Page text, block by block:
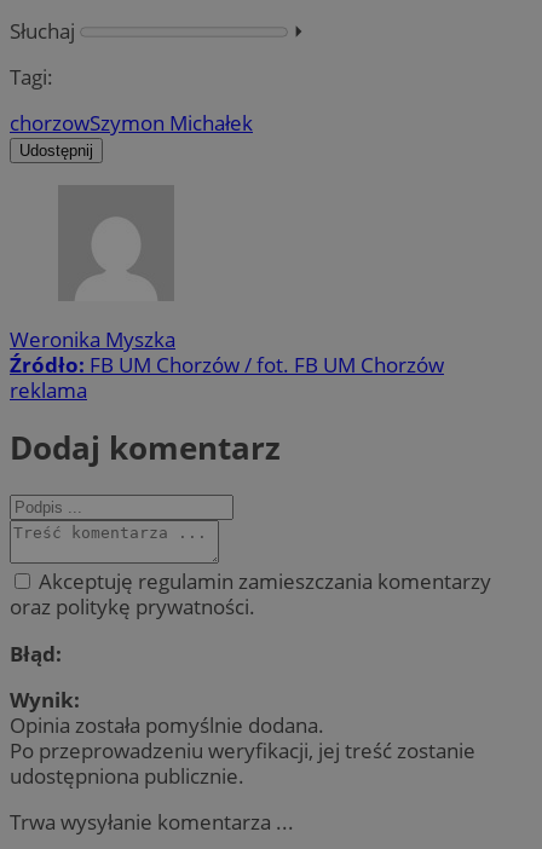
Słuchaj
⏵︎
Tagi:
chorzowSzymon Michałek
Udostępnij
Weronika Myszka
Źródło: FB UM Chorzów / fot. FB UM Chorzów
reklama
Dodaj komentarz
Akceptuję regulamin zamieszczania komentarzy
oraz politykę prywatności.
Błąd:
Wynik:
Opinia została pomyślnie dodana.
Po przeprowadzeniu weryfikacji, jej treść zostanie
udostępniona publicznie.
Trwa wysyłanie komentarza ...